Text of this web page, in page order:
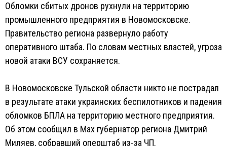
Обломки сбитых дронов рухнули на территорию
промышленного предприятия в Новомосковске.
Правительство региона развернуло работу
оперативного штаба. По словам местных властей, угроза
новой атаки ВСУ сохраняется.
В Новомосковске Тульской области никто не пострадал
в результате атаки украинских беспилотников и падения
обломков БПЛА на территорию местного предприятия.
Об этом сообщил в Max губернатор региона Дмитрий
Миляев, собравший оперштаб из-за ЧП.